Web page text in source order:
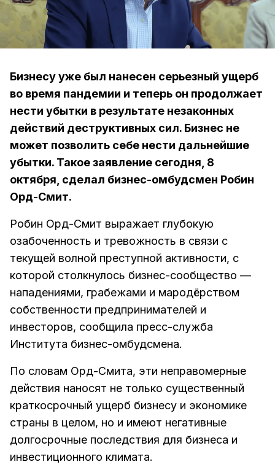
Бизнесу уже был нанесен серьезный ущерб
во время пандемии и теперь он продолжает
нести убытки в результате незаконных
действий деструктивных сил. Бизнес не
может позволить себе нести дальнейшие
убытки. Такое заявление сегодня, 8
октября, сделал бизнес-омбудсмен Робин
Орд-Смит.
Робин Орд-Смит выражает глубокую
озабоченность и тревожность в связи с
текущей волной преступной активности, с
которой столкнулось бизнес-сообщество —
нападениями, грабежами и мародёрством
собственности предпринимателей и
инвесторов, сообщила пресс-служба
Института бизнес-омбудсмена.
По словам Орд-Смита, эти неправомерные
действия наносят не только существенный
краткосрочный ущерб бизнесу и экономике
страны в целом, но и имеют негативные
долгосрочные последствия для бизнеса и
инвестиционного климата.